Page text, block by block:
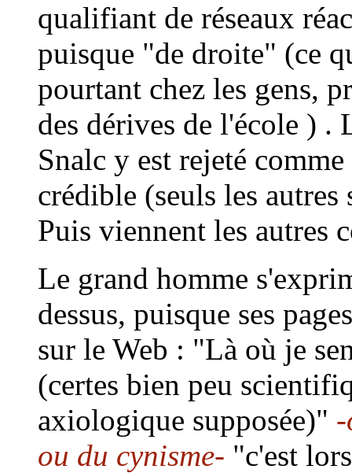
qualifiant de réseaux
puisque "de droite" (ce
pourtant chez les gens,
des dérives de l'école ) .
Snalc y est rejeté
crédible (seuls les
Puis viennent les autres
Le grand homme
dessus, puisque ses
sur le Web : "Là où je
(certes bien peu
axiologique supposée)"
ou du cynisme- "c'est